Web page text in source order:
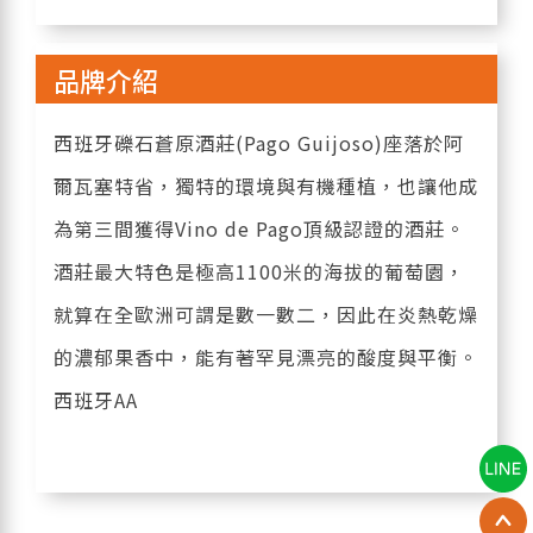
品牌介紹
西班牙礫石蒼原酒莊(Pago Guijoso)座落於阿
爾瓦塞特省，獨特的環境與有機種植，也讓他成
為第三間獲得Vino de Pago頂級認證的酒莊。
酒莊最大特色是極高1100米的海拔的葡萄園，
就算在全歐洲可謂是數一數二，因此在炎熱乾燥
的濃郁果香中，能有著罕見漂亮的酸度與平衡。
西班牙AA